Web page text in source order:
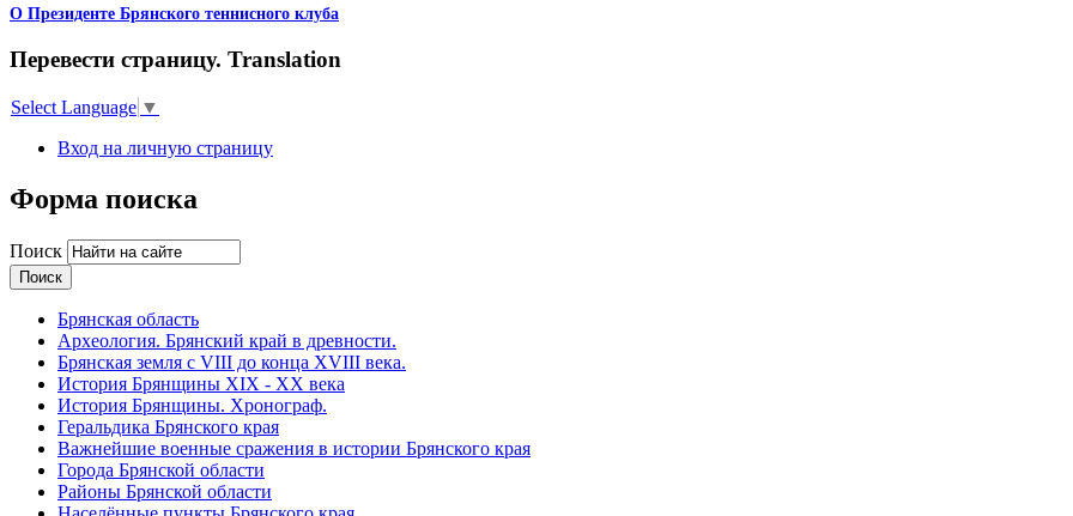
О Президенте Брянского теннисного клуба
Перевести страницу. Translation
Select Language ▼
Вход на личную страницу
Форма поиска
Поиск
Брянская область
Археология. Брянский край в древности.
Брянская земля с VIII до конца XVIII века.
История Брянщины XIX - XX века
История Брянщины. Хронограф.
Геральдика Брянского края
Важнейшие военные сражения в истории Брянского края
Города Брянской области
Районы Брянской области